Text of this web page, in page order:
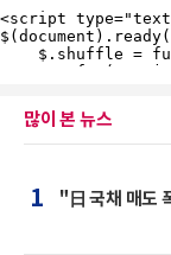
많이 본 뉴스
1 "日 국채 매도